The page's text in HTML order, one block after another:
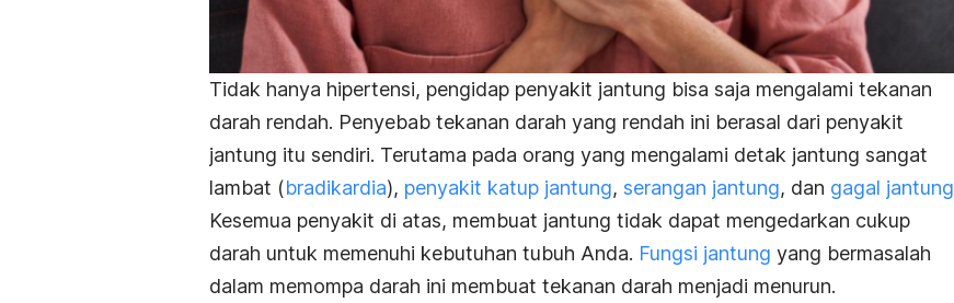
Tidak hanya hipertensi, pengidap penyakit jantung bisa saja mengalami tekanan
darah rendah. Penyebab tekanan darah yang rendah ini berasal dari penyakit
jantung itu sendiri. Terutama pada orang yang mengalami detak jantung sangat
lambat (bradikardia), penyakit katup jantung, serangan jantung, dan gagal jantung
Kesemua penyakit di atas, membuat jantung tidak dapat mengedarkan cukup
darah untuk memenuhi kebutuhan tubuh Anda. Fungsi jantung yang bermasalah
dalam memompa darah ini membuat tekanan darah menjadi menurun.